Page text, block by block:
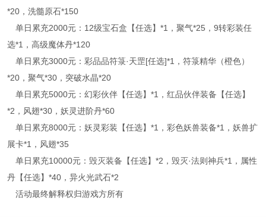
*20，洗髓原石*150
单日累充2000元：12级宝石盒【任选】*1，聚气*25，9转彩装任
选*1，高级魔体丹*120
单日累充3000元：彩品品符箓·天罡[任选]*1，符箓精华（橙色）
*20，聚气*30，突破水晶*20
单日累充5000元：幻彩伙伴【任选】*1，红品伙伴装备【任选】
*2，风翅*30，妖灵进阶丹*60
单日累充8000元：妖灵彩装【任选】*1，彩色妖兽装备*1，妖兽扩
展卡*1，风翅*35
单日累充10000元：毁灭装备【任选】*2，毁灭·法则神兵*1，属性
丹【任选】*40，异火光武石*2
活动最终解释权归游戏方所有